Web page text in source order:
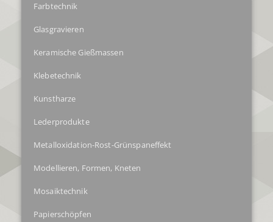
Farbtechnik
Glasgravieren
Keramische Gießmassen
Klebetechnik
Kunstharze
Lederprodukte
Metalloxidation-Rost-Grünspaneffekt
Modellieren, Formen, Kneten
Mosaiktechnik
Papierschöpfen